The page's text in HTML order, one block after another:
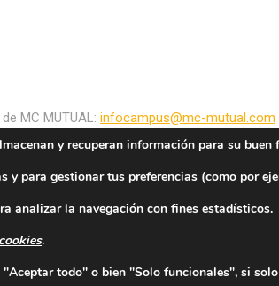
MC MUTUAL: infocampus@mc-mutual.com
y recuperan información para su buen
para gestionar tus preferencias (como por
analizar la navegación con fines estadísticos.
cookies.
todo" o bien "Solo funcionales", si